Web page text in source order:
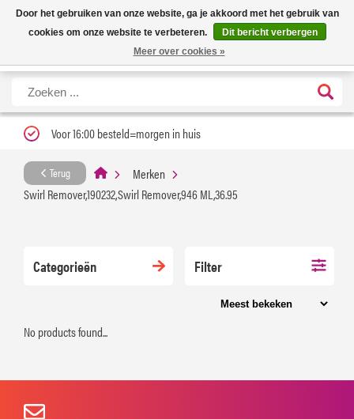
Nieuwe levertijd: 1 tot 3 werkdagen | Nu 25% korting op gehele assortiment
Carfume met kortingscode ''verfrissend''
X
Voor 16:00 besteld=morgen in huis
Terug
Merken
Swirl Remover,190232,Swirl Remover,946 ML,36.95
Categorieën Filter
No products found...
Door het gebruiken van onze website, ga je akkoord met het gebruik van
cookies om onze website te verbeteren.
Dit bericht verbergen
Meer over cookies »